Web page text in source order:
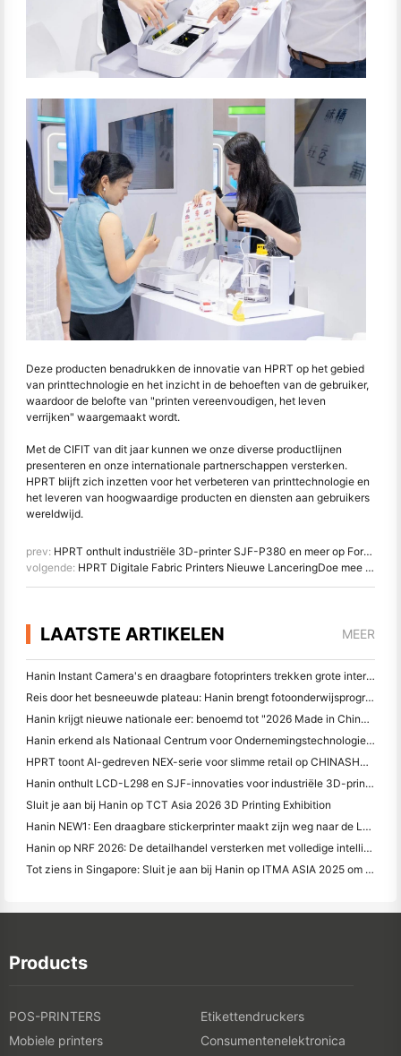
Deze producten benadrukken de innovatie van HPRT op het gebied
van printtechnologie en het inzicht in de behoeften van de gebruiker,
waardoor de belofte van "printen vereenvoudigen, het leven
verrijken" waargemaakt wordt.
Met de CIFIT van dit jaar kunnen we onze diverse productlijnen
presenteren en onze internationale partnerschappen versterken.
HPRT blijft zich inzetten voor het verbeteren van printtechnologie en
het leveren van hoogwaardige producten en diensten aan gebruikers
wereldwijd.
prev: HPRT onthult industriële 3D-printer SJF-P380 en meer op Formnext en PM Zuid China 2024
volgende: HPRT Digitale Fabric Printers Nieuwe Lancering­Doe mee op ITMA ASIA­CITME 2024!
LAATSTE ARTIKELEN MEER
Hanin Instant Camera's en draagbare fotoprinters trekken grote interesse op IEAE Shenzhen 2026
Reis door het besneeuwde plateau: Hanin brengt fotoonderwijsprogramma's aan kinderen in Qamdo
Hanin krijgt nieuwe nationale eer: benoemd tot "2026 Made in China · Trusted Brand by Consumers"
Hanin erkend als Nationaal Centrum voor Ondernemingstechnologie voor Innovatieleiderschap
HPRT toont AI-gedreven NEX-serie voor slimme retail op CHINASHOP 2026
Hanin onthult LCD-L298 en SJF-innovaties voor industriële 3D-printing op TCT Asia 2026
Sluit je aan bij Hanin op TCT Asia 2026 3D Printing Exhibition
Hanin NEW1: Een draagbare stickerprinter maakt zijn weg naar de LOFT-winkels van Japan
Hanin op NRF 2026: De detailhandel versterken met volledige intelligente afdrukoplossingen
Tot ziens in Singapore: Sluit je aan bij Hanin op ITMA ASIA 2025 om getuige te zijn van de nieuwste digitale afdruktechnologie
Products
POS-PRINTERS
Etikettendruckers
Mobiele printers
Consumentenelektronica